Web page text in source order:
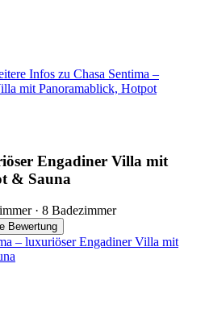
Infos zu Chasa Sentima –
mit Panoramablick, Hotpot
Engadiner Villa mit
& Sauna
· 8 Badezimmer
Bewertung
– luxuriöser Engadiner Villa mit